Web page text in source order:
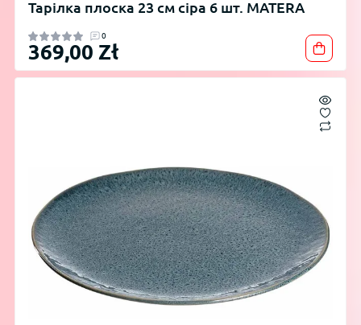
Тарілка плоска 23 см сіра 6 шт. MATERA
0
369,00 Zł